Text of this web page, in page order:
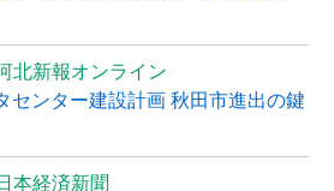
北新報オンライン
センター建設計画 秋田市進出の鍵
本経済新聞